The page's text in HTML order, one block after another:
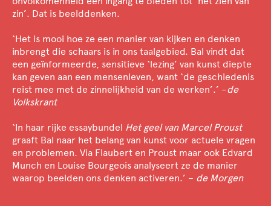
zin’. Dat is beelddenken.
‘Het is mooi hoe ze een manier van kijken en denken
inbrengt die schaars is in ons taalgebied. Bal vindt dat
een geïnformeerde, sensitieve ‘lezing’ van kunst diepte
kan geven aan een mensenleven, want ‘de geschiedenis
reist mee met de zinnelijkheid van de werken’.’ –de
Volkskrant
‘In haar rijke essaybundel Het geel van Marcel Proust
graaft Bal naar het belang van kunst voor actuele vragen
en problemen. Via Flaubert en Proust maar ook Edvard
Munch en Louise Bourgeois analyseert ze de manier
waarop beelden ons denken activeren.’ – de Morgen